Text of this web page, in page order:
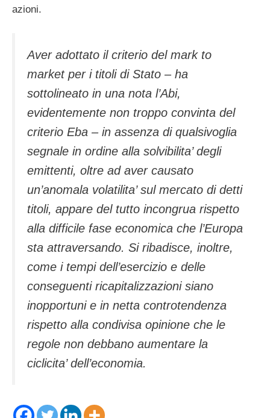
azioni.
Aver adottato il criterio del mark to
market per i titoli di Stato – ha
sottolineato in una nota l’Abi,
evidentemente non troppo convinta del
criterio Eba – in assenza di qualsivoglia
segnale in ordine alla solvibilita’ degli
emittenti, oltre ad aver causato
un’anomala volatilita’ sul mercato di detti
titoli, appare del tutto incongrua rispetto
alla difficile fase economica che l’Europa
sta attraversando. Si ribadisce, inoltre,
come i tempi dell’esercizio e delle
conseguenti ricapitalizzazioni siano
inopportuni e in netta controtendenza
rispetto alla condivisa opinione che le
regole non debbano aumentare la
ciclicita’ dell’economia.